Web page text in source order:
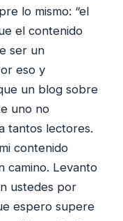
lo mismo: “el
el contenido
ser un
eso y
un blog sobre
uno no
tantos lectores.
contenido
camino. Levanto
ustedes por
espero supere